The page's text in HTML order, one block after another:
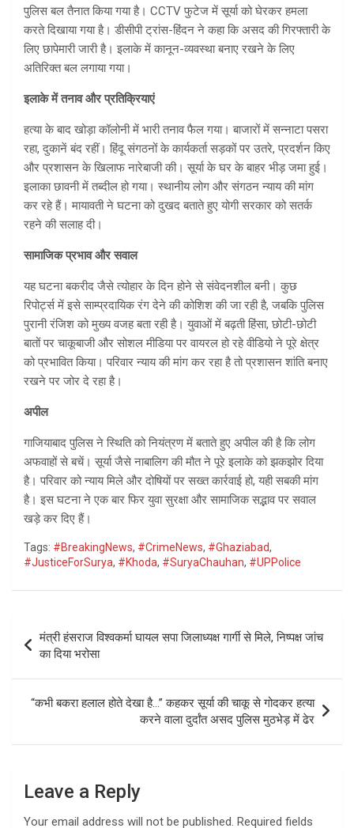
पुलिस बल तैनात किया गया है। CCTV फुटेज में सूर्या को घेरकर हमला
करते दिखाया गया है। डीसीपी ट्रांस-हिंदन ने कहा कि असद की गिरफ्तारी के
लिए छापेमारी जारी है। इलाके में कानून-व्यवस्था बनाए रखने के लिए
अतिरिक्त बल लगाया गया।
इलाके में तनाव और प्रतिक्रियाएं
हत्या के बाद खोड़ा कॉलोनी में भारी तनाव फैल गया। बाजारों में सन्नाटा पसरा
रहा, दुकानें बंद रहीं। हिंदू संगठनों के कार्यकर्ता सड़कों पर उतरे, प्रदर्शन किए
और प्रशासन के खिलाफ नारेबाजी की। सूर्या के घर के बाहर भीड़ जमा हुई।
इलाका छावनी में तब्दील हो गया। स्थानीय लोग और संगठन न्याय की मांग
कर रहे हैं। मायावती ने घटना को दुखद बताते हुए योगी सरकार को सतर्क
रहने की सलाह दी।
सामाजिक प्रभाव और सवाल
यह घटना बकरीद जैसे त्योहार के दिन होने से संवेदनशील बनी। कुछ
रिपोर्ट्स में इसे साम्प्रदायिक रंग देने की कोशिश की जा रही है, जबकि पुलिस
पुरानी रंजिश को मुख्य वजह बता रही है। युवाओं में बढ़ती हिंसा, छोटी-छोटी
बातों पर चाकूबाजी और सोशल मीडिया पर वायरल हो रहे वीडियो ने पूरे क्षेत्र
को प्रभावित किया। परिवार न्याय की मांग कर रहा है तो प्रशासन शांति बनाए
रखने पर जोर दे रहा है।
अपील
गाजियाबाद पुलिस ने स्थिति को नियंत्रण में बताते हुए अपील की है कि लोग
अफवाहों से बचें। सूर्या जैसे नाबालिग की मौत ने पूरे इलाके को झकझोर दिया
है। परिवार को न्याय मिले और दोषियों पर सख्त कार्रवाई हो, यही सबकी मांग
है। इस घटना ने एक बार फिर युवा सुरक्षा और सामाजिक सद्भाव पर सवाल
खड़े कर दिए हैं।
Tags: #BreakingNews, #CrimeNews, #Ghaziabad,
#JusticeForSurya, #Khoda, #SuryaChauhan, #UPPolice
navigation
मंत्री हंसराज विश्वकर्मा घायल सपा जिलाध्यक्ष गार्गी से मिले, निष्पक्ष जांच
का दिया भरोसा
“कभी बकरा हलाल होते देखा है…” कहकर सूर्या की चाकू से गोदकर हत्या
करने वाला दुर्दांत असद पुलिस मुठभेड़ में ढेर
Leave a Reply
Your email address will not be published. Required fields